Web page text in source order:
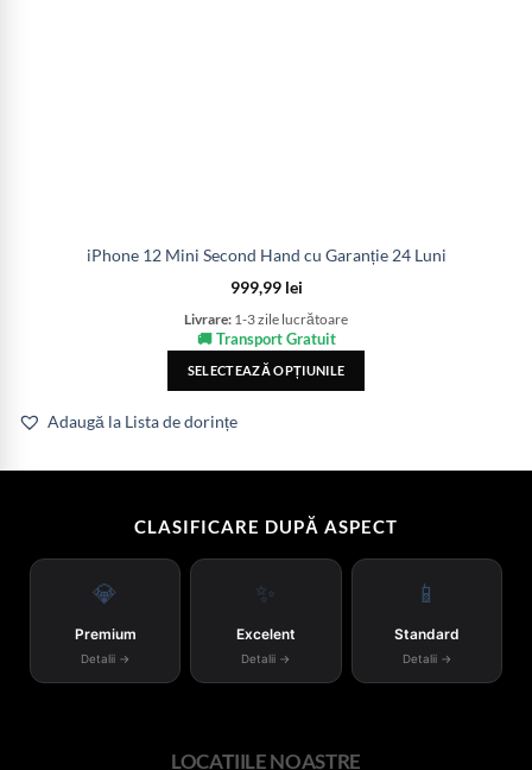
iPhone 12 Mini Second Hand cu Garanție 24 Luni
999,99 lei
Livrare: 1-3 zile lucrătoare
🚚 Transport Gratuit
SELECTEAZĂ OPȚIUNILE
Adaugă la Lista de dorințe
CLASIFICARE DUPĂ ASPECT
💎
Premium
Detalii →
✨
Excelent
Detalii →
📱
Standard
Detalii →
LOCAȚIILE NOASTRE